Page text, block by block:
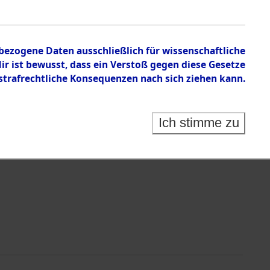
Daten ausschließlich für wissenschaftliche
bewusst, dass ein Verstoß gegen diese Gesetze
Konsequenzen nach sich ziehen kann.
Ich stimme zu